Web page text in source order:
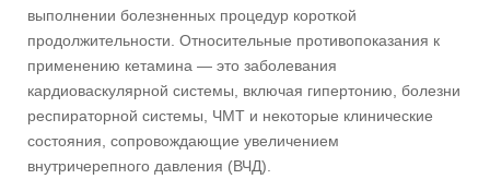
выполнении болезненных процедур короткой
продолжительности. Относительные противопоказания к
применению кетамина — это заболевания
кардиоваскулярной системы, включая гипертонию, болезни
респираторной системы, ЧМТ и некоторые клинические
состояния, сопровождающие увеличением
внутричерепного давления (ВЧД).